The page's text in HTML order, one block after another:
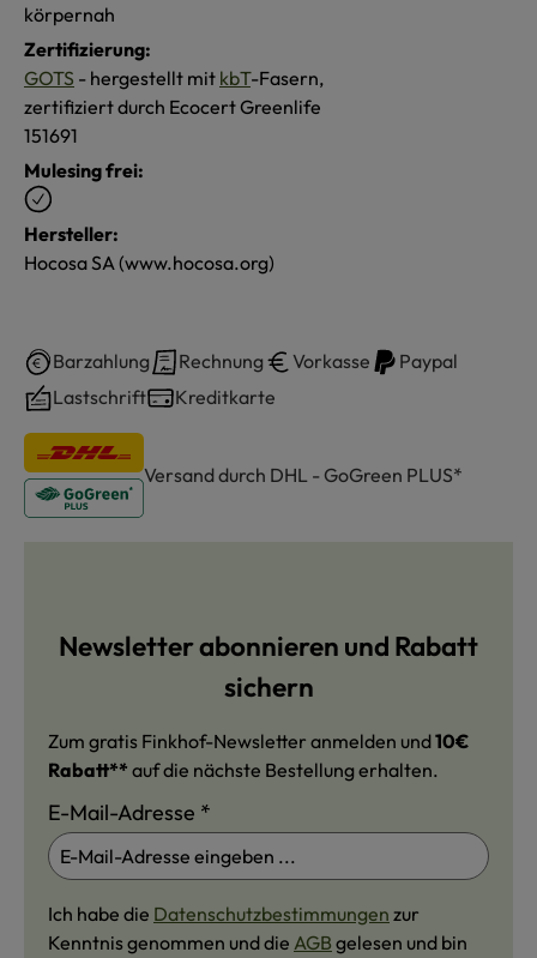
körpernah
Zertifizierung:
GOTS - hergestellt mit kbT-Fasern,
zertifiziert durch Ecocert Greenlife
151691
Mulesing frei:
Hersteller:
Hocosa SA (www.hocosa.org)
Barzahlung Rechnung Vorkasse
Paypal
Lastschrift
Kreditkarte
Versand durch DHL - GoGreen PLUS*
Newsletter abonnieren und Rabatt
sichern
Zum gratis Finkhof-Newsletter anmelden und10€
Rabatt** auf die nächste Bestellung erhalten.
E-Mail-Adresse *
Ich habe die Datenschutzbestimmungen zur
Kenntnis genommen und die AGB gelesen und bin